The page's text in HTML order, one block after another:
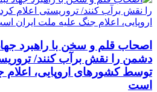
اصحاب قلم و سخن با راهبرد
دشمن را نقش برآب کنند/
توسط کشورهای اروپایی، اعلام
است